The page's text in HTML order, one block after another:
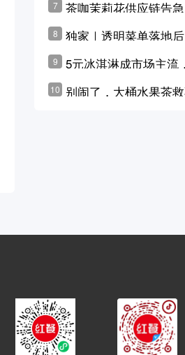
7
茶咖茉莉花供应链告
横州花价冲破50元一斤
8
独家｜透明菜单落地
学林公布未来10年计划
9
5元冰淇淋成市场主流
10 别闹了，大桶水果茶